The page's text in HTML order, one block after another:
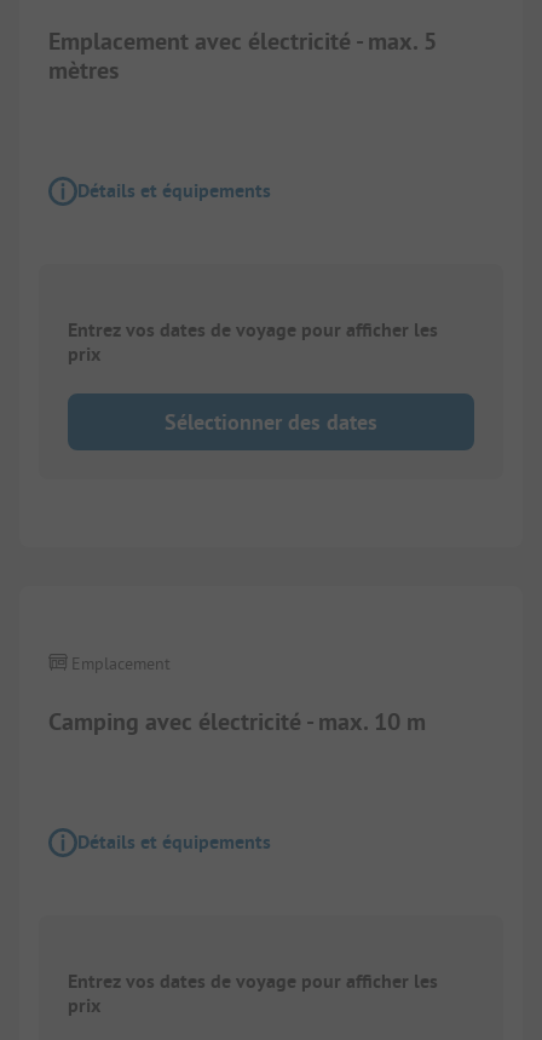
Emplacement avec électricité - max. 5
mètres
Détails et équipements
Entrez vos dates de voyage pour afficher les
prix
Sélectionner des dates
Camping avec électricité - max. 10 m
Emplacement
Détails et équipements
Entrez vos dates de voyage pour afficher les
prix